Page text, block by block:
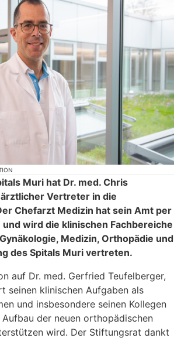
Muri hat Dr. med. Chris
Vertreter in die
Chefarzt Medizin hat sein Amt per
wird die klinischen Fachbereiche
Medizin, Orthopädie und
des Spitals Muri vertreten.
auf Dr. med. Gerfried Teufelberger,
seinen klinischen Aufgaben als
und insbesondere seinen Kollegen
der neuen orthopädischen
wird. Der Stiftungsrat dankt